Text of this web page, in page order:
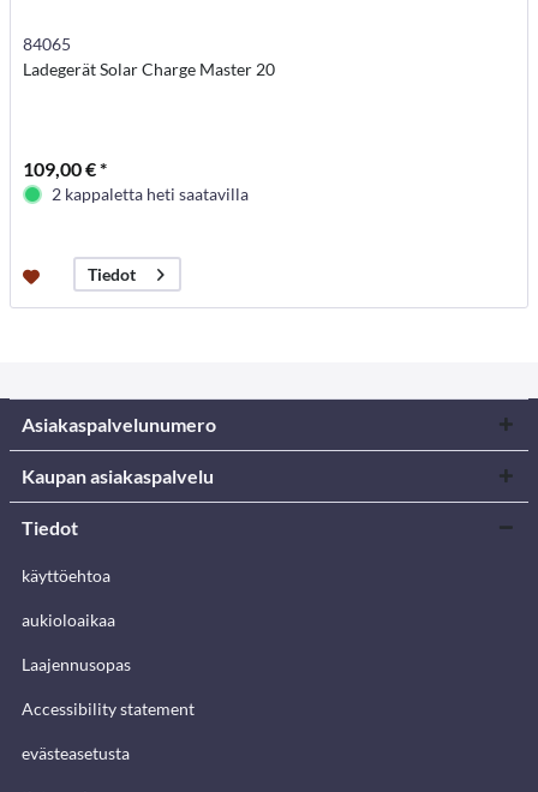
84065
Ladegerät Solar Charge Master 20
109,00 € *
2 kappaletta heti saatavilla
Tiedot
Asiakaspalvelunumero
Kaupan asiakaspalvelu
Tiedot
käyttöehtoa
aukioloaikaa
Laajennusopas
Accessibility statement
evästeasetusta